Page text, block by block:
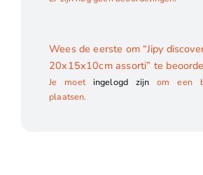
Wees de eerste om “Jipy
20x15x10cm assorti” te
Je moet ingelogd zijn om een
plaatsen.